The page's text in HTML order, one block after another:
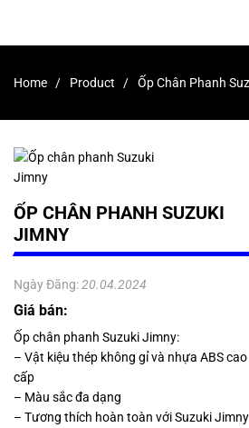
Home Product Ốp Chân Phanh
ỐP CHÂN PHANH SUZUKI
JIMNY
Ngày Đăng: 20.04.2024
Giá bán:
Ốp chân phanh Suzuki Jimny:
– Vật kiệu thép không gỉ và nhựa ABS cao
cấp
– Màu sắc đa dạng
– Tương thích hoàn toàn với Suzuki Jimny